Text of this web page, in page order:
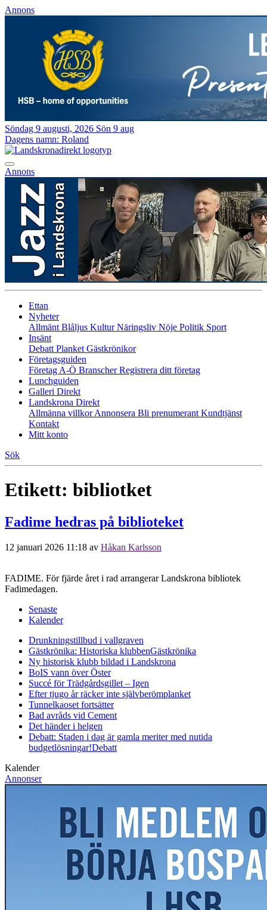
Annons
Söndag 9 augusti, 2026 Sön 9 aug
Dagens namn: Roland
Annons
Ettan
Nyheter
Allmänt Blåljus KulturNäringsliv Nöje Politik Sport
Insänt
Debatt Planket Gästkrönikor
Företagsguiden
Företag A-Ö BranscherRegistrera ditt företag
Lunchguiden
Galleri Direkt
Landskrona Direkt
Allmänna villkorAnnonsera Bli prenumerant Kundtjänst
Kontakt
Mitt konto
Sök
Etikett: bibliotket
Fadime hedras på biblioteket
12 januari 2026 11:18 av Håkan Karlsson
FADIME. För fjärde året i rad arrangerar Landskrona bibliotek
Fadimedagen.
Senaste
Kalender
Drunkningstillbud i vallgraven
Gästkrönika: Historiska klubbenGästkrönika
Ny historisk klubb bildad i Landskrona
BoIS vann över Öster
Succé för Trädgårdsgillet – Igen
Efter tjugo år räcker inte självberömplanket
Tunnelkaoset fortsätter
Bad avråds vid Cement
Det händer i helgen
Debatt: Staden i dag är gamla meriter med nutida
budgetlösningar!Debatt
Kalender
Annonser